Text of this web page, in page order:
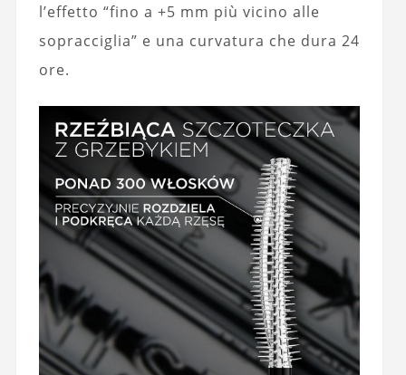
l’effetto “fino a +5 mm più vicino alle
sopracciglia” e una curvatura che dura 24
ore.